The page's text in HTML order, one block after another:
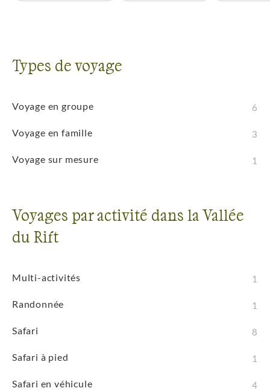
Types de voyage
Voyage en groupe 6
Voyage en famille 3
Voyage sur mesure 1
Voyages par activité dans la Vallée
du Rift
Multi-activités 1
Randonnée 1
Safari 8
Safari à pied 1
Safari en véhicule 4